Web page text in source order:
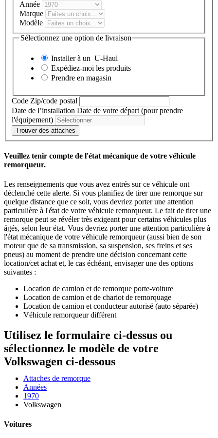
Année
Marque
Modèle
Sélectionnez une option de livraison
Installer à un U-Haul
Expédiez-moi les produits
Prendre en magasin
Code Zip/code postal
Date de l’installation Date de votre départ (pour prendre
l'équipement)
Trouver des attaches
Veuillez tenir compte de l'état mécanique de votre véhicule
remorqueur.
Les renseignements que vous avez entrés sur ce véhicule ont
déclenché cette alerte. Si vous planifiez de tirer une remorque sur
quelque distance que ce soit, vous devriez porter une attention
particulière à l'état de votre véhicule remorqueur. Le fait de tirer une
remorque peut se révéler très exigeant pour certains véhicules plus
âgés, selon leur état. Vous devriez porter une attention particulière à
l'état mécanique de votre véhicule remorqueur (aussi bien de son
moteur que de sa transmission, sa suspension, ses freins et ses
pneus) au moment de prendre une décision concernant cette
location/cet achat et, le cas échéant, envisager une des options
suivantes :
Location de camion et de remorque porte-voiture
Location de camion et de chariot de remorquage
Location de camion et conducteur autorisé (auto séparée)
Véhicule remorqueur différent
Utilisez le formulaire ci-dessus ou
sélectionnez le modèle de votre
Volkswagen ci-dessous
Attaches de remorque
Années
1970
Volkswagen
Voitures